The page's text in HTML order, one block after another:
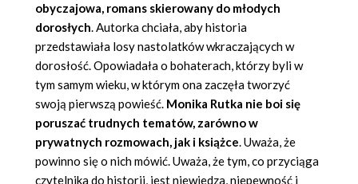
obyczajowa, romans skierowany do młodych
dorosłych. Autorka chciała, aby historia
przedstawiała losy nastolatków wkraczających w
dorosłość. Opowiadała o bohaterach, którzy byli w
tym samym wieku, w którym ona zaczęła tworzyć
swoją pierwszą powieść. Monika Rutka nie boi się
poruszać trudnych tematów, zarówno w
prywatnych rozmowach, jak i książce. Uważa, że
powinno się o nich mówić. Uważa, że tym, co przyciąga
czytelnika do historii, jest niewiedza, niepewność i